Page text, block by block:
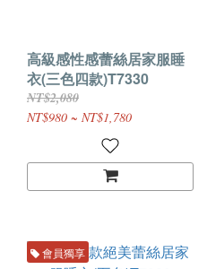
高級感性感蕾絲居家服睡
衣(三色四款)T7330
NT$2,080
NT$980 ~ NT$1,780
會員獨享